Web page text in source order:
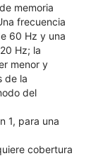
memoria
frecuencia
60 Hz y una
Hz; la
menor y
de la
del
1, para una
cobertura